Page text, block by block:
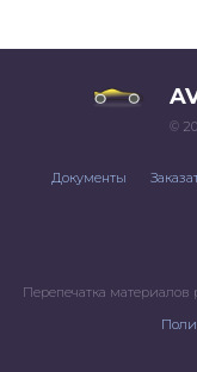
©
Документы
Перепечатка материалов